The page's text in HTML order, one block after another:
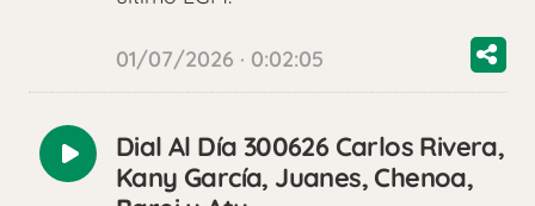
01/07/2026 · 0:02:05
Reproducir
audio
Dial Al Día 300626 Carlos Rivera,
Kany García, Juanes, Chenoa,